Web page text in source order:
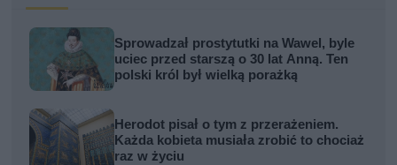
Sprowadzał prostytutki na Wawel, byle
uciec przed starszą o 30 lat Anną. Ten
polski król był wielką porażką
Herodot pisał o tym z przerażeniem.
Każda kobieta musiała zrobić to chociaż
raz w życiu